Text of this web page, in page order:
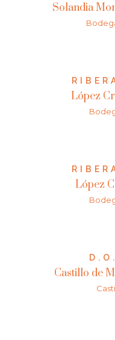
Solandia
López
López
Castillo de